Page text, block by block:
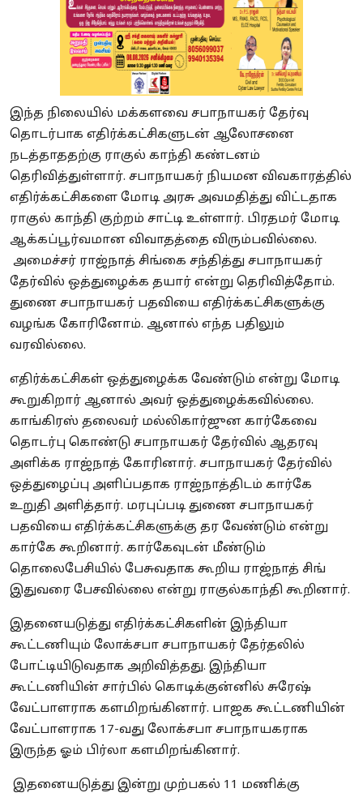
இந்த நிலையில் மக்களவை சபாநாயகர் தேர்வு
தொடர்பாக எதிர்க்கட்சிகளுடன் ஆலோசனை
நடத்தாததற்கு ராகுல் காந்தி கண்டனம்
தெரிவித்துள்ளார். சபாநாயகர் நியமன விவகாரத்தில்
எதிர்க்கட்சிகளை மோடி அரசு அவமதித்து விட்டதாக
ராகுல் காந்தி குற்றம் சாட்டி உள்ளார். பிரதமர் மோடி
ஆக்கப்பூர்வமான விவாதத்தை விரும்பவில்லை.
அமைச்சர் ராஜ்நாத் சிங்கை சந்தித்து சபாநாயகர்
தேர்வில் ஒத்துழைக்க தயார் என்று தெரிவித்தோம்.
துணை சபாநாயகர் பதவியை எதிர்க்கட்சிகளுக்கு
வழங்க கோரினோம். ஆனால் எந்த பதிலும்
வரவில்லை.
எதிர்க்கட்சிகள் ஒத்துழைக்க வேண்டும் என்று மோடி
கூறுகிறார் ஆனால் அவர் ஒத்துழைக்கவில்லை.
காங்கிரஸ் தலைவர் மல்லிகார்ஜுன கார்கேவை
தொடர்பு கொண்டு சபாநாயகர் தேர்வில் ஆதரவு
அளிக்க ராஜ்நாத் கோரினார். சபாநாயகர் தேர்வில்
ஒத்துழைப்பு அளிப்பதாக ராஜ்நாத்திடம் கார்கே
உறுதி அளித்தார். மரபுப்படி துணை சபாநாயகர்
பதவியை எதிர்க்கட்சிகளுக்கு தர வேண்டும் என்று
கார்கே கூறினார். கார்கேவுடன் மீண்டும்
தொலைபேசியில் பேசுவதாக கூறிய ராஜ்நாத் சிங்
இதுவரை பேசவில்லை என்று ராகுல்காந்தி கூறினார்.
இதனையடுத்து எதிர்க்கட்சிகளின் இந்தியா
கூட்டணியும் லோக்சபா சபாநாயகர் தேர்தலில்
போட்டியிடுவதாக அறிவித்தது. இந்தியா
கூட்டணியின் சார்பில் கொடிக்குன்னில் சுரேஷ்
வேட்பாளராக களமிறங்கினார். பாஜக கூட்டணியின்
வேட்பாளராக 17-வது லோக்சபா சபாநாயகராக
இருந்த ஓம் பிர்லா களமிறங்கினார்.
இதனையடுத்து இன்று முற்பகல் 11 மணிக்கு